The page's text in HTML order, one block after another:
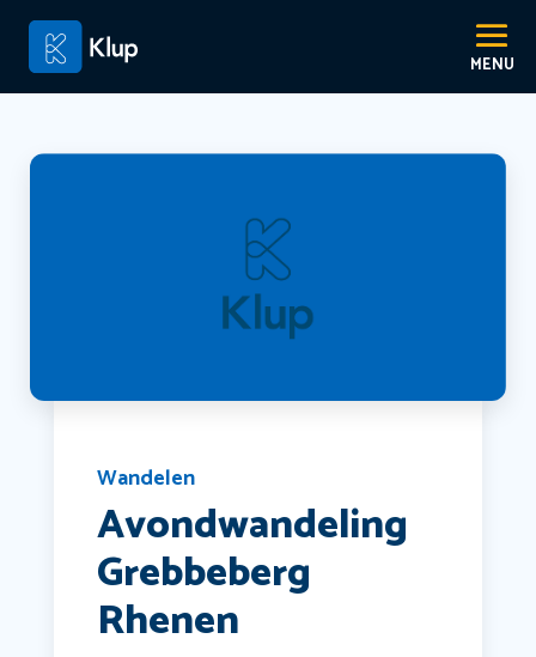
Wandelen
Avondwandeling
Grebbeberg
Rhenen